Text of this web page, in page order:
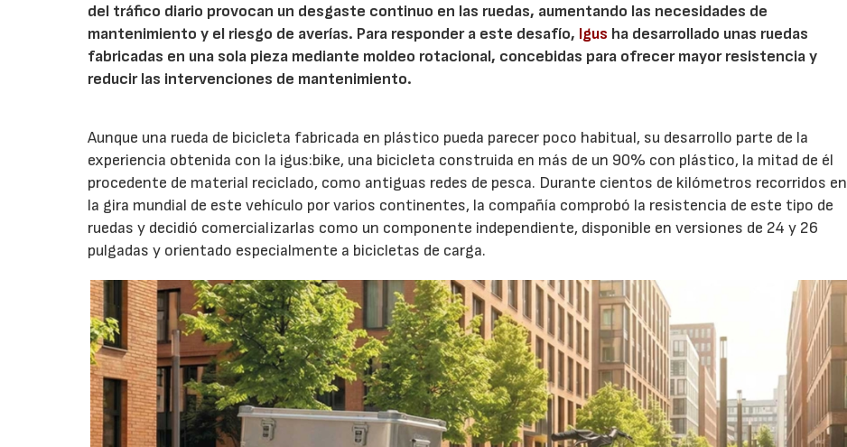
del tráfico diario provocan un desgaste continuo en las ruedas, aumentando las necesidades de
mantenimiento y el riesgo de averías. Para responder a este desafío, Igus ha desarrollado unas ruedas
fabricadas en una sola pieza mediante moldeo rotacional, concebidas para ofrecer mayor resistencia y
reducir las intervenciones de mantenimiento.
Aunque una rueda de bicicleta fabricada en plástico pueda parecer poco habitual, su desarrollo parte de la
experiencia obtenida con la igus:bike, una bicicleta construida en más de un 90% con plástico, la mitad de él
procedente de material reciclado, como antiguas redes de pesca. Durante cientos de kilómetros recorridos en
la gira mundial de este vehículo por varios continentes, la compañía comprobó la resistencia de este tipo de
ruedas y decidió comercializarlas como un componente independiente, disponible en versiones de 24 y 26
pulgadas y orientado especialmente a bicicletas de carga.